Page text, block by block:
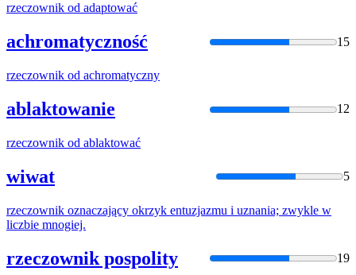
rzeczownik od adaptować
achromatyczność 15
rzeczownik od achromatyczny
ablaktowanie 12
rzeczownik od ablaktować
wiwat 5
rzeczownik oznaczający okrzyk entuzjazmu i uznania; zwykle w
liczbie mnogiej.
rzeczownik pospolity 19